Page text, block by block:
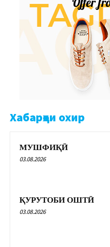
Хабарҳои охир
МУШФИҚӢ
03.08.2026
ҚУРУТОБИ ОШТӢ
03.08.2026